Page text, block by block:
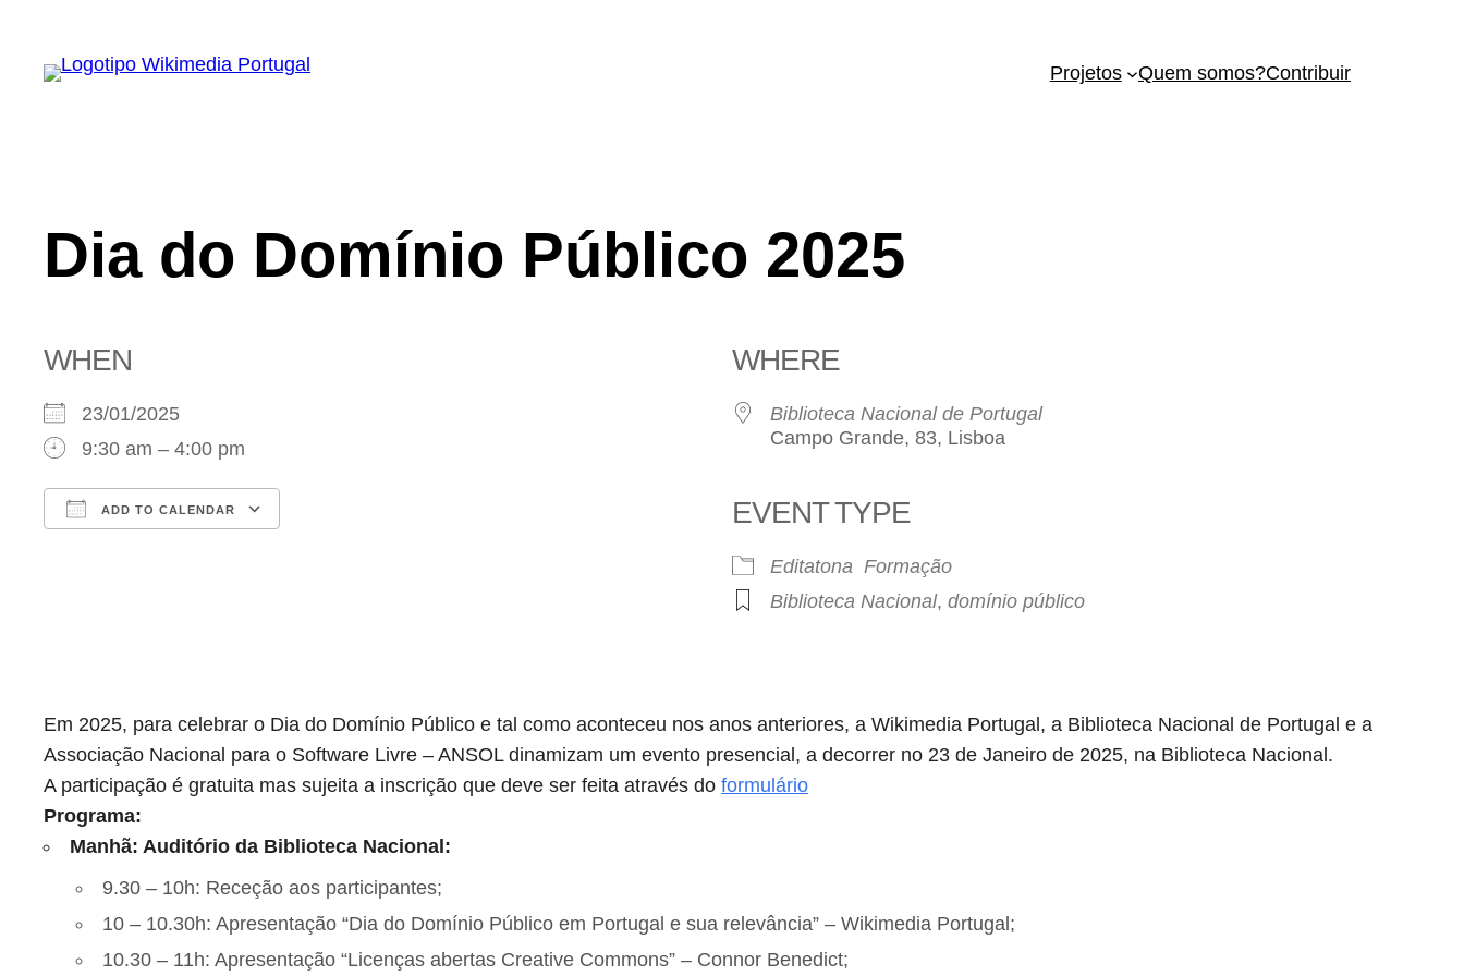
Projetos Quem somos?Contribuir
Dia do Domínio Público 2025
WHEN
23/01/2025
9:30 am – 4:00 pm
ADD TO CALENDAR
WHERE
Biblioteca Nacional de Portugal
Campo Grande, 83, Lisboa
EVENT TYPE
Editatona Formação
Biblioteca Nacional, domínio público
Em 2025, para celebrar o Dia do Domínio Público e tal como aconteceu nos anos anteriores, a Wikimedia Portugal, a Biblioteca Nacional de Portugal e a
Associação Nacional para o Software Livre – ANSOL dinamizam um evento presencial, a decorrer no 23 de Janeiro de 2025, na Biblioteca Nacional.
A participação é gratuita mas sujeita a inscrição que deve ser feita através do formulário
Programa:
Manhã: Auditório da Biblioteca Nacional:
9.30 – 10h: Receção aos participantes;
10 – 10.30h: Apresentação “Dia do Domínio Público em Portugal e sua relevância” – Wikimedia Portugal;
10.30 – 11h: Apresentação “Licenças abertas Creative Commons” – Connor Benedict;